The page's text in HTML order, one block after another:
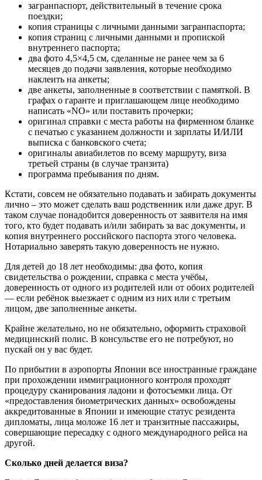
загранпаспорт, действительный в течение срока
поездки;
копия страницы с личными данными загранпаспорта;
копия страниц с личными данными и пропиской
внутреннего паспорта;
два фото 4,5×4,5 см, сделанные не ранее чем за 6
месяцев до подачи заявления, которые необходимо
наклеить на анкеты;
две анкеты, заполненные в соответствии с памяткой. В
графах о гаранте и приглашающем лице необходимо
написать «NO» или поставить прочерки;
оригинал справки с места работы на фирменном бланке
с печатью с указанием должности и зарплаты И/ИЛИ
выписка с банковского счета;
оригиналы авиабилетов по всему маршруту, виза
третьей страны (в случае транзита)
программа пребывания по дням.
Кстати, совсем не обязательно подавать и забирать документы
лично – это может сделать ваш родственник или даже друг. В
таком случае понадобится доверенность от заявителя на имя
того, кто будет подавать и/или забирать за вас документы, и
копия внутреннего российского паспорта этого человека.
Нотариально заверять такую доверенность не нужно.
Для детей до 18 лет необходимы: два фото, копия
свидетельства о рождении, справка с места учёбы,
доверенность от одного из родителей или от обоих родителей
— если ребёнок выезжает с одним из них или с третьим
лицом, две заполненные анкеты.
Крайне желательно, но не обязательно, оформить страховой
медицинский полис. В консульстве его не потребуют, но
пускай он у вас будет.
По прибытии в аэропорты Японии все иностранные граждане
при прохождении иммиграционного контроля проходят
процедуру сканирования ладони и фотосъемки лица. От
«предоставления биометрических данных» освобождены
аккредитованные в Японии и имеющие статус резидента
дипломаты, лица моложе 16 лет и транзитные пассажиры,
совершающие пересадку с одного международного рейса на
другой.
Сколько дней делается виза?